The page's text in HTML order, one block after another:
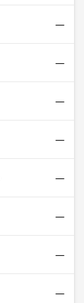
—
—
—
—
—
—
—
—